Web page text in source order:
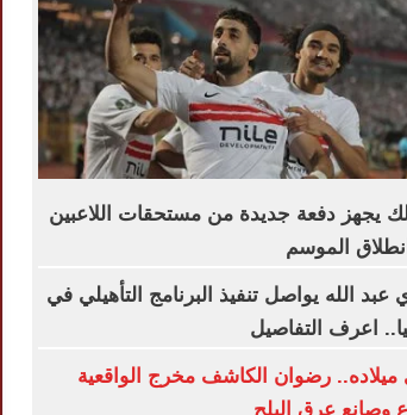
يجهز دفعة جديدة من مستحقات اللاعبين
الموسم
عبد الله يواصل تنفيذ البرنامج التأهيلي في
اعرف التفاصيل
رضوان الكاشف مخرج الواقعية
وصانع عرق البلح